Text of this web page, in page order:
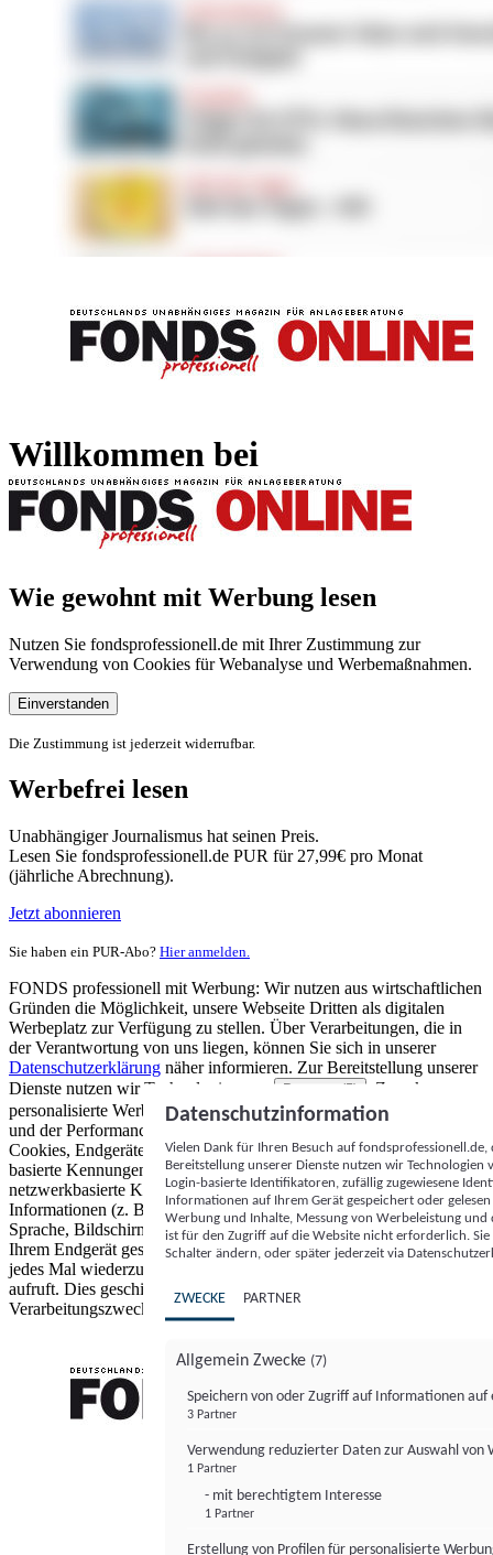
Willkommen bei
Wie gewohnt mit Werbung lesen
Nutzen Sie fondsprofessionell.de mit Ihrer Zustimmung zur
Verwendung von Cookies für Webanalyse und Werbemaßnahmen.
Einverstanden
Die Zustimmung ist jederzeit widerrufbar.
Werbefrei lesen
Unabhängiger Journalismus hat seinen Preis.
Lesen Sie fondsprofessionell.de PUR für 27,99€ pro Monat
(jährliche Abrechnung).
Jetzt abonnieren
Sie haben ein PUR-Abo? Hier anmelden.
FONDS professionell mit Werbung: Wir nutzen aus wirtschaftlichen
Gründen die Möglichkeit, unsere Webseite Dritten als digitalen
Werbeplatz zur Verfügung zu stellen. Über Verarbeitungen, die in
der Verantwortung von uns liegen, können Sie sich in unserer
Datenschutzerklärung näher informieren. Zur Bereitstellung unserer
Dienste nutzen wir Technologien von
Partnern (5)
. Zwecke:
personalisierte Werbung und Inhalte, Messung von Werbeleistung
und der Performance von Inhalten sowie Zielgruppenforschung.
Cookies, Endgeräte- oder ähnliche Online-Kennungen (z. B. login-
basierte Kennungen, zufällig generierte Kennungen,
netzwerkbasierte Kennungen) können zusammen mit anderen
Informationen (z. B. Browsertyp und Browserinformationen,
Sprache, Bildschirmgröße, unterstützte Technologien usw.) auf
Ihrem Endgerät gespeichert oder von dort ausgelesen werden, um es
jedes Mal wiederzuerkennen, wenn es eine App oder einer Webseite
aufruft. Dies geschieht für einen oder mehrere der hier aufgeführten
Verarbeitungszwecke.
Datenschutzinformation
Vielen Dank für Ihren Besuch auf
Bereitstellung unserer Dienste nutzen wir Technologien
Login-basierte Identifikatoren, zufällig zugewiesene
Informationen auf Ihrem Gerät gespeichert oder
Werbung und Inhalte, Messung von Werbeleistung
ist für den Zugriff auf die Website nicht erforderlich.
Schalter ändern, oder später jederzeit via
ZWECKE PARTNER
Allgemein Zwecke (7)
Speichern von oder Zugriff auf Informationen auf
3 Partner
Verwendung reduzierter Daten zur Auswahl von
1 Partner
- mit berechtigtem Interesse
1 Partner
Erstellung von Profilen für personalisierte
FONDS professionell